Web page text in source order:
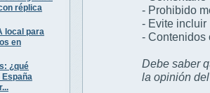
réplica
local para
en
¿qué
- Prohibido
- Evite incluir
- Contenidos
Debe saber
la opinión